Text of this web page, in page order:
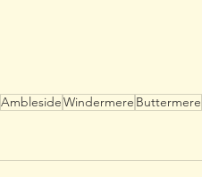
AmblesideWindermere Buttermere